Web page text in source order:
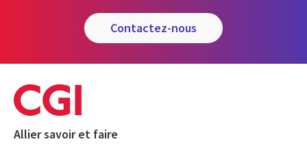
contactez-nous
Allier savoir et faire